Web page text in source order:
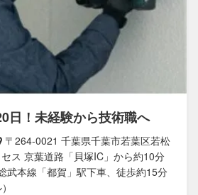
日！未経験から技術職へ
〒264-0021 千葉県千葉市若葉区若松
ス 京葉道路「貝塚IC」から約10分
武本線「都賀」駅下車、徒歩約15分